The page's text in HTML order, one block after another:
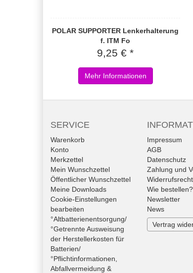
POLAR SUPPORTER Lenkerhalterung
f. ITM Fo
9,25 € *
Mehr Informationen
SERVICE
Warenkorb
Konto
Merkzettel
Mein Wunschzettel
Öffentlicher Wunschzettel
Meine Downloads
Cookie-Einstellungen
bearbeiten
°Altbatterienentsorgung/
°Getrennte Ausweisung
der Herstellerkosten für
Batterien/
°Pflichtinformationen,
Abfallvermeidung &
Impressum
AGB
Datenschutz
Zahlung und
Widerrufsrecht
Wie bestellen?
Newsletter
News
Vertrag